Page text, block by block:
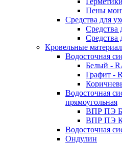
Пены
Средства для
Средства
Средства
Кровельные
Водосточная
Белый -
Графит -
Водосточная
прямоугольная
ВПР ПЭ
ВПР ПЭ
Водосточная
Ондулин